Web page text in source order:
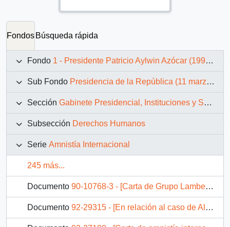
Fondos Búsqueda rápida
Fondo 1 - Presidente Patricio Aylwin Azócar (1990-1994)
Sub Fondo Presidencia de la República (11 marzo 1990 – 11 marzo 1994)
Sección Gabinete Presidencial, Instituciones y Servicios
Subsección Derechos Humanos
Serie Amnistía Internacional
245 más...
Documento 90-10768-3 - [Carta de Grupo Lambeth apoyando la Comisión de Verdad y Reconciliación]
Documento 92-29315 - [En relación al caso de Alfonso Chanfreau]